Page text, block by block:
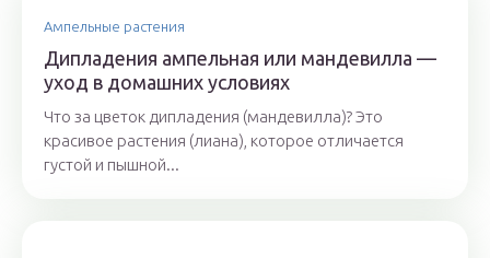
Ампельные растения
Дипладения ампельная или мандевилла —
уход в домашних условиях
Что за цветок дипладения (мандевилла)? Это
красивое растения (лиана), которое отличается
густой и пышной...